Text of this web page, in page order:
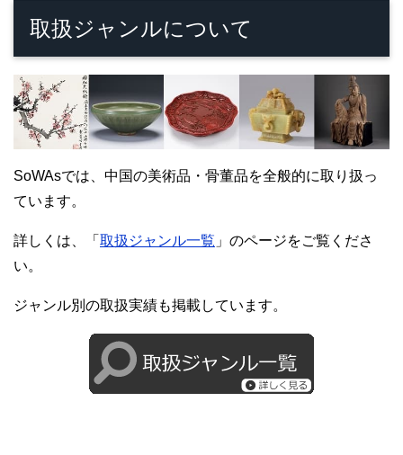
取扱ジャンルについて
SoWAsでは、中国の美術品・骨董品を全般的に取り扱っ
ています。
詳しくは、「 取扱ジャンル一覧 」のページをご覧くださ
い。
ジャンル別の取扱実績も掲載しています。